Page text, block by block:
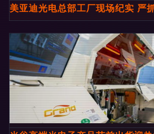
美亚迪光电总部工厂现场纪实 严